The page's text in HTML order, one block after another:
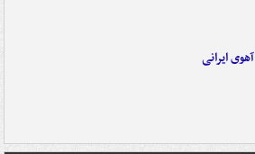
آهوی ایرانی